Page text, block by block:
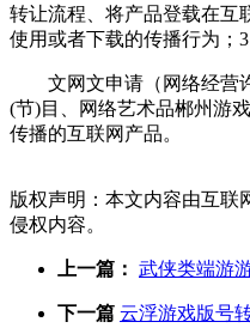
转让流程、将产品登载在互
使用或者下载的传播行为；
文网文申请（网络经营许
(节)目、网络艺术品郴州游
传播的互联网产品。
版权声明：本文内容由互联
侵权内容。
上一篇： 武侠类端游
下一篇 云浮游戏版号